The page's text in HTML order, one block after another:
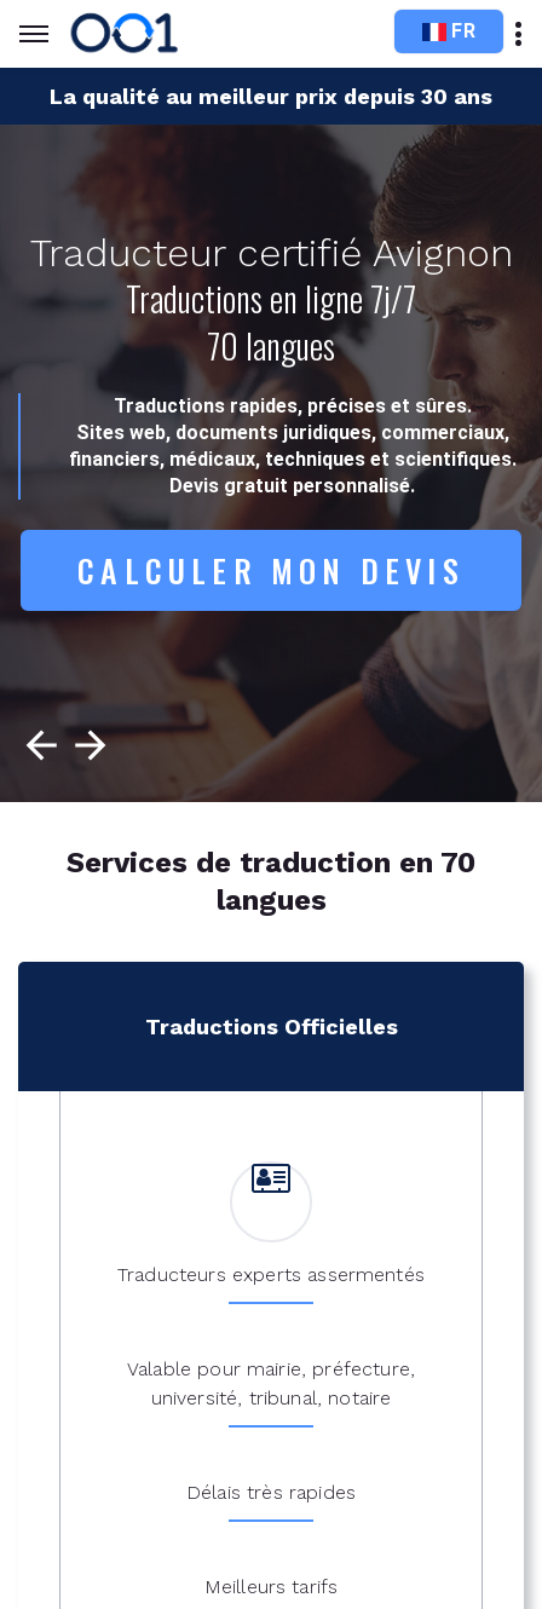
FR
La qualité au meilleur prix depuis 30 ans
Traducteur certifié Avignon
Traductions en ligne 7j/7
70 langues
Traductions rapides, précises et sûres.
Sites web, documents juridiques, commerciaux,
financiers, médicaux, techniques et scientifiques.
Devis gratuit personnalisé.
CALCULER MON DEVIS
Services de traduction en 70
langues
Traductions Officielles
Traducteurs experts assermentés
Valable pour mairie, préfecture,
université, tribunal, notaire
Délais très rapides
Meilleurs tarifs